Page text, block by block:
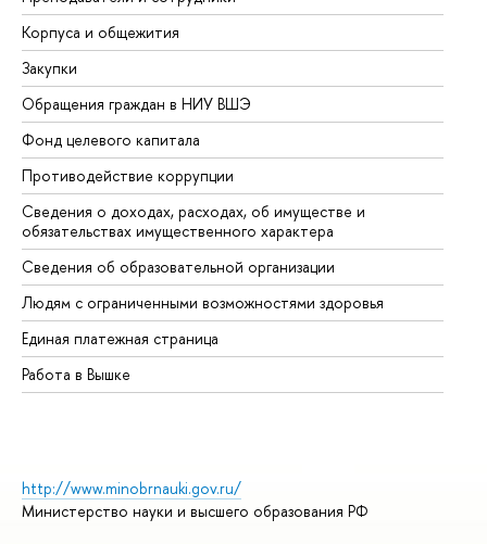
Корпуса и общежития
Закупки
Обращения граждан в НИУ ВШЭ
Фонд целевого капитала
Противодействие коррупции
Сведения о доходах, расходах, об имуществе и
обязательствах имущественного характера
Сведения об образовательной организации
Людям с ограниченными возможностями здоровья
Единая платежная страница
Работа в Вышке
http://www.minobrnauki.gov.ru/
Министерство науки и высшего образования РФ